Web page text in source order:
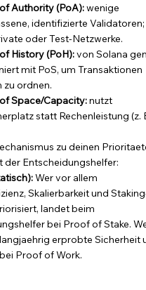
Authority (PoA): wenige
identifizierte
oder Test-Netzwerke.
History (PoH): von Solana
mit PoS, um Transaktionen
zu ordnen.
Space/Capacity: nutzt
statt Rechenleistung (z.
zu deinen
der Entscheidungshelfer:
Wer vor allem
Skalierbarkeit und
landet beim
bei Proof of Stake.
erprobte Sicherheit
Proof of Work.